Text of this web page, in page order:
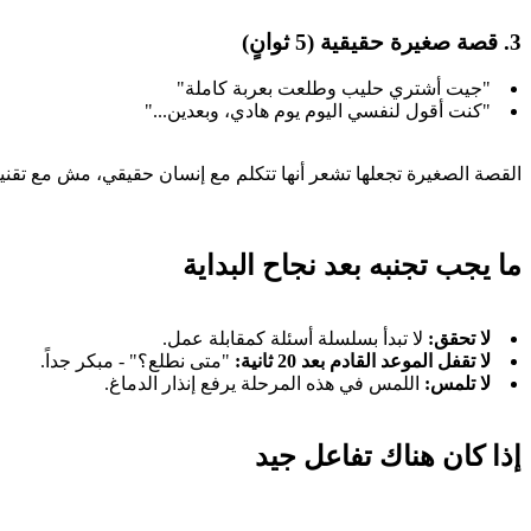
3. قصة صغيرة حقيقية (5 ثوانٍ)
"جيت أشتري حليب وطلعت بعربة كاملة"
"كنت أقول لنفسي اليوم يوم هادي، وبعدين..."
القصة الصغيرة تجعلها تشعر أنها تتكلم مع إنسان حقيقي، مش مع
ما يجب تجنبه بعد نجاح البداية
لا تحقق: لا تبدأ بسلسلة أسئلة كمقابلة عمل.
لا تقفل الموعد القادم بعد 20 ثانية:
"متى نطلع؟" - مبكر جداً.
لا تلمس: اللمس في هذه المرحلة يرفع إنذار الدماغ.
إذا كان هناك تفاعل جيد